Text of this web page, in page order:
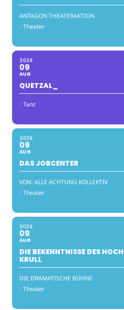
ANTAGON THEATERAKTION
: Theater
2026
09
AUG
QUETZAL_
: Tanz
2026
09
AUG
DAS JOBCENTER
VON: ALLE ACHTUNG KOLLEKTIV
: Theater
2026
09
AUG
DIE BEKENNTNISSE DES
KRULL
DIE DRAMATISCHE BÜHNE
: Theater